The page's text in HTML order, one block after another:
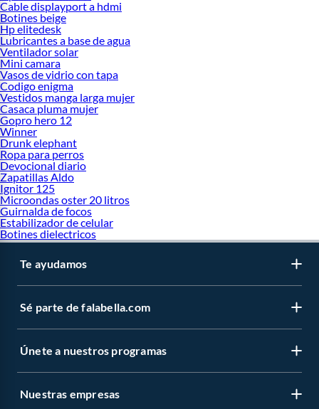
Cable displayport a hdmi
Botines beige
Hp elitedesk
Lubricantes a base de agua
Ventilador solar
Mini camara
Vasos de vidrio con tapa
Codigo enigma
Vestidos manga larga mujer
Casaca pluma mujer
Gopro hero 12
Winner
Drunk elephant
Ropa para perros
Devocional diario
Zapatillas Aldo
Ignitor 125
Microondas oster 20 litros
Guirnalda de focos
Estabilizador de celular
Botines dielectricos
Te ayudamos
Sé parte de falabella.com
Únete a nuestros programas
Nuestras empresas